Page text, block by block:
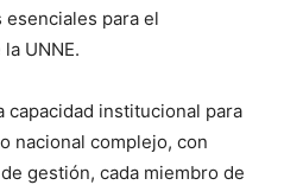
para el
UNNE.
capacidad institucional para
nacional complejo, con
gestión, cada miembro de